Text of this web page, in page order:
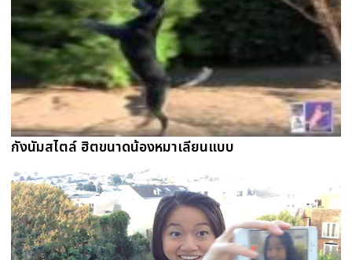
กังนัมสไตล์ ฮิตขนาดน้องหมาเลียนแบบ